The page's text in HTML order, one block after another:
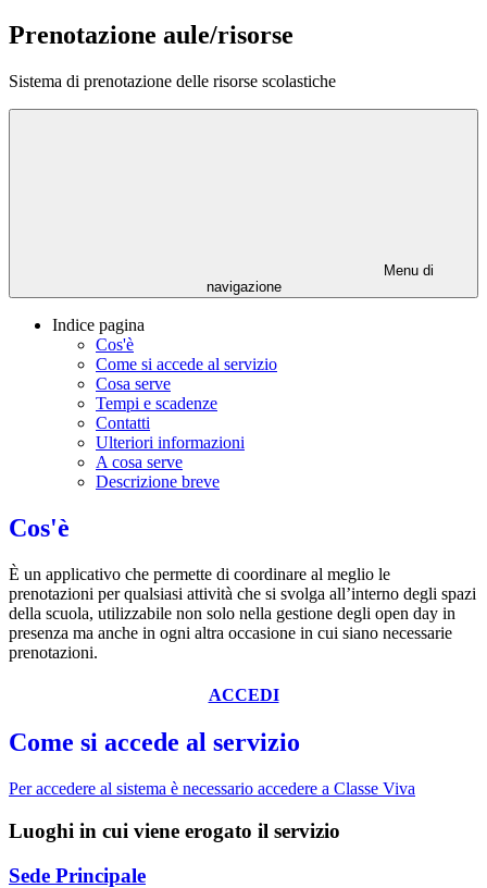
Prenotazione aule/risorse
Sistema di prenotazione delle risorse scolastiche
Menu di
navigazione
Indice pagina
Cos'è
Come si accede al servizio
Cosa serve
Tempi e scadenze
Contatti
Ulteriori informazioni
A cosa serve
Descrizione breve
Cos'è
È un applicativo che permette di coordinare al meglio le
prenotazioni per qualsiasi attività che si svolga all’interno degli spazi
della scuola, utilizzabile non solo nella gestione degli open day in
presenza ma anche in ogni altra occasione in cui siano necessarie
prenotazioni.
ACCEDI
Come si accede al servizio
Per accedere al sistema è necessario accedere a Classe Viva
Luoghi in cui viene erogato il servizio
Sede Principale